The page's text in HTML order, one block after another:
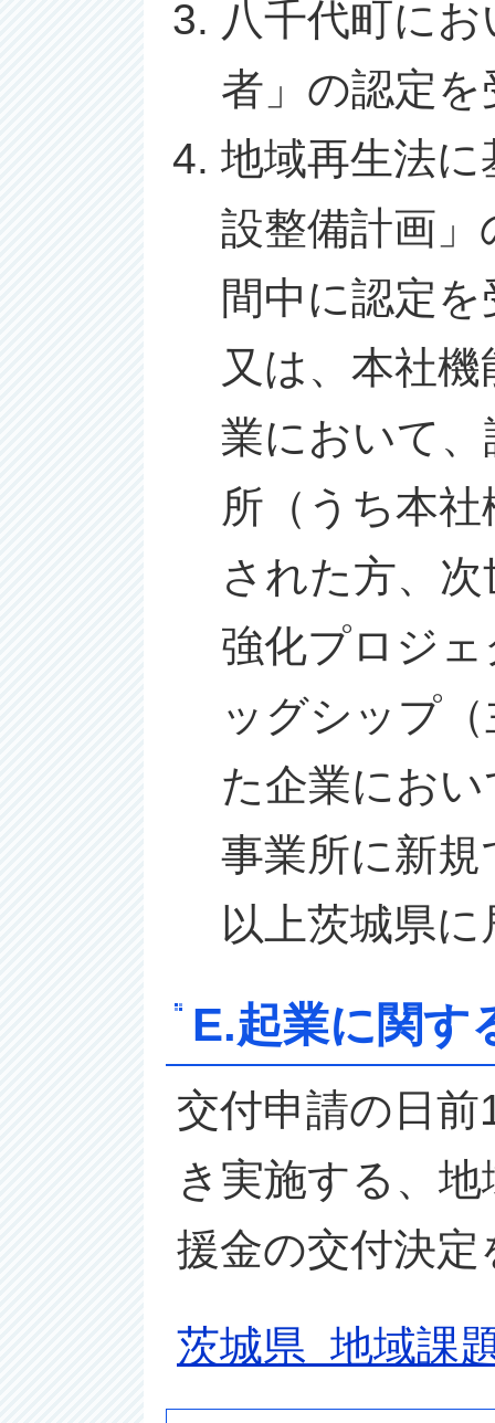
八千代町に
者」の認定
地域再生法
設整備計画
間中に認定
又は、本社
業において
所（うち本
された方、
強化プロジ
ッグシップ
た企業にお
事業所に新
以上茨城県
E.起業に関す
交付申請の日
き実施する、
援金の交付決
茨城県 地域課